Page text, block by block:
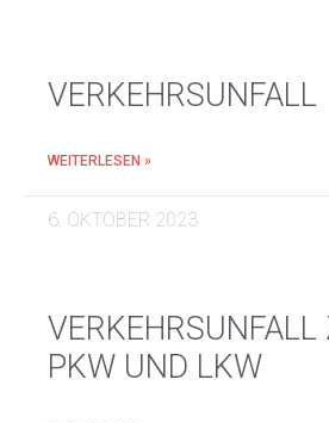
VERKEHRSUNFALL
WEITERLESEN »
6. OKTOBER 2023
PKW UND LKW